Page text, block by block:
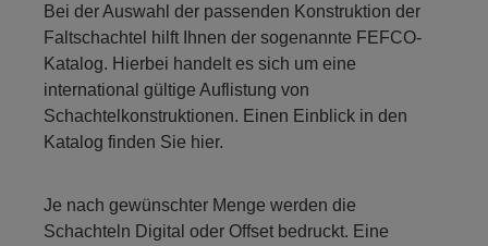
Bei der Auswahl der passenden Konstruktion der
Faltschachtel hilft Ihnen der sogenannte FEFCO-
Katalog. Hierbei handelt es sich um eine
international gültige Auflistung von
Schachtelkonstruktionen. Einen Einblick in den
Katalog finden Sie hier.
Je nach gewünschter Menge werden die
Schachteln Digital oder Offset bedruckt. Eine